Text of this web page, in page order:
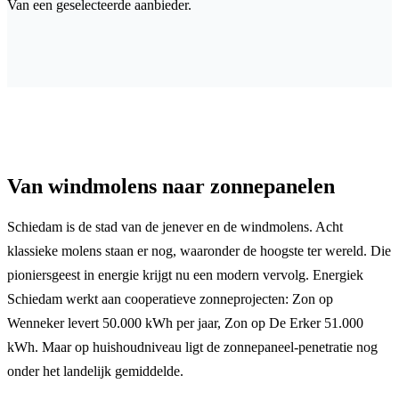
Van een geselecteerde aanbieder.
Van windmolens naar zonnepanelen
Schiedam is de stad van de jenever en de windmolens. Acht
klassieke molens staan er nog, waaronder de hoogste ter wereld. Die
pioniersgeest in energie krijgt nu een modern vervolg. Energiek
Schiedam werkt aan cooperatieve zonneprojecten: Zon op
Wenneker levert 50.000 kWh per jaar, Zon op De Erker 51.000
kWh. Maar op huishoudniveau ligt de zonnepaneel-penetratie nog
onder het landelijk gemiddelde.